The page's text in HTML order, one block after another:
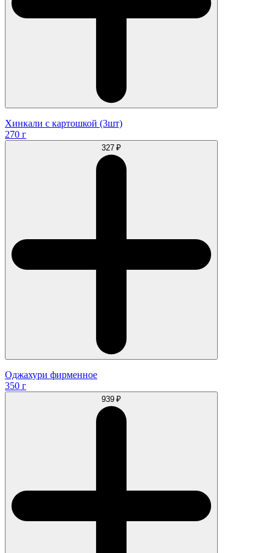
Хинкали с картошкой (3шт)
270 г
327 ₽
Оджахури фирменное
350 г
939 ₽